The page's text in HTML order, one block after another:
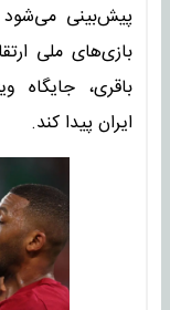
پیش‌بینی می‌شود
بازی‌های ملی
باقری، جایگاه
ایران پیدا کند.